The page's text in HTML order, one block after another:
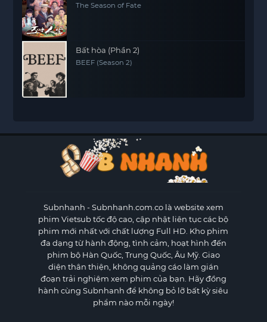
The Season of Fate
Bất hòa (Phần 2)
BEEF (Season 2)
Subnhanh - Subnhanh.com.co là website xem
phim Vietsub tốc độ cao, cập nhật liên tục các bộ
phim mới nhất với chất lượng Full HD. Kho phim
đa dạng từ hành động, tình cảm, hoạt hình đến
phim bộ Hàn Quốc, Trung Quốc, Âu Mỹ. Giao
diện thân thiện, không quảng cáo làm gián
đoạn trải nghiệm xem phim của bạn. Hãy đồng
hành cùng Subnhanh để không bỏ lỡ bất kỳ siêu
phẩm nào mỗi ngày!